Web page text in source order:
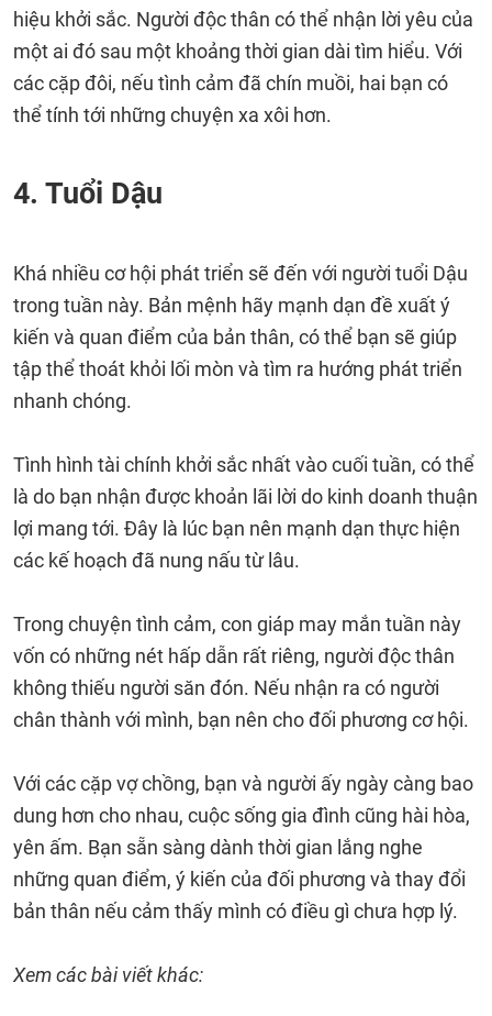
hiệu khởi sắc. Người độc thân có thể nhận lời yêu của
một ai đó sau một khoảng thời gian dài tìm hiểu. Với
các cặp đôi, nếu tình cảm đã chín muồi, hai bạn có
thể tính tới những chuyện xa xôi hơn.
4. Tuổi Dậu
Khá nhiều cơ hội phát triển sẽ đến với người tuổi Dậu
trong tuần này. Bản mệnh hãy mạnh dạn đề xuất ý
kiến và quan điểm của bản thân, có thể bạn sẽ giúp
tập thể thoát khỏi lối mòn và tìm ra hướng phát triển
nhanh chóng.
Tình hình tài chính khởi sắc nhất vào cuối tuần, có thể
là do bạn nhận được khoản lãi lời do kinh doanh thuận
lợi mang tới. Đây là lúc bạn nên mạnh dạn thực hiện
các kế hoạch đã nung nấu từ lâu.
Trong chuyện tình cảm, con giáp may mắn tuần này
vốn có những nét hấp dẫn rất riêng, người độc thân
không thiếu người săn đón. Nếu nhận ra có người
chân thành với mình, bạn nên cho đối phương cơ hội.
Với các cặp vợ chồng, bạn và người ấy ngày càng bao
dung hơn cho nhau, cuộc sống gia đình cũng hài hòa,
yên ấm. Bạn sẵn sàng dành thời gian lắng nghe
những quan điểm, ý kiến của đối phương và thay đổi
bản thân nếu cảm thấy mình có điều gì chưa hợp lý.
Xem các bài viết khác: